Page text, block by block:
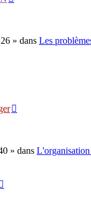
» dans Les
» dans